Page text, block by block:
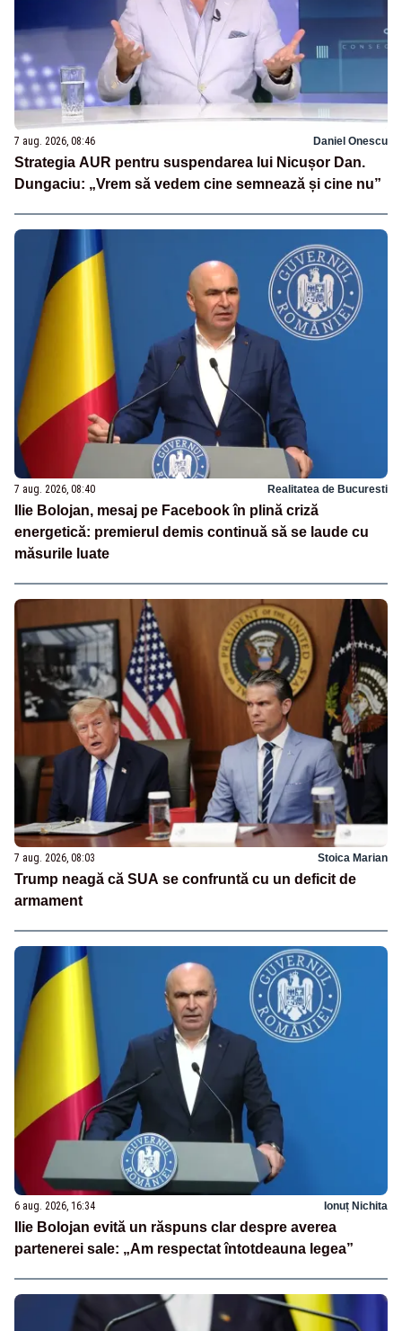
7 aug. 2026, 08:46 Daniel Onescu
Strategia AUR pentru suspendarea lui Nicușor Dan.
Dungaciu: „Vrem să vedem cine semnează și cine nu”
7 aug. 2026, 08:40 Realitatea de Bucuresti
Ilie Bolojan, mesaj pe Facebook în plină criză
energetică: premierul demis continuă să se laude cu
măsurile luate
7 aug. 2026, 08:03 Stoica Marian
Trump neagă că SUA se confruntă cu un deficit de
armament
6 aug. 2026, 16:34 Ionuț Nichita
Ilie Bolojan evită un răspuns clar despre averea
partenerei sale: „Am respectat întotdeauna legea”